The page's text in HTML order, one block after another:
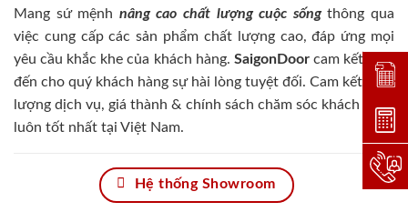
Mang sứ mệnh nâng cao chất lượng cuộc sốngthông qua
việc cung cấp các sản phẩm chất lượng cao, đáp ứng mọi
yêu cầu khắc khe của khách hàng. SaigonDoorcam kết đem
đến cho quý khách hàng sự hài lòng tuyệt đối. Cam kết chất
lượng dịch vụ, giá thành & chính sách chăm sóc khách hàng
luôn tốt nhất tại Việt Nam.
Hệ thống Showroom
Đặt
Dự